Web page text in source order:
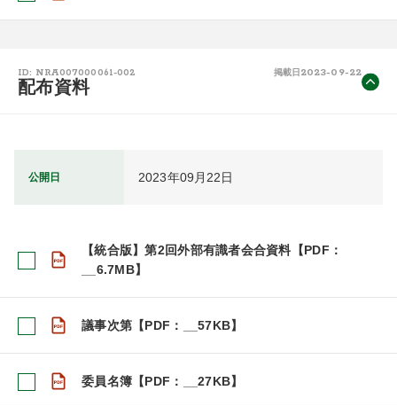
ID: NRA007000061-002 掲載日 2023-09-22
配布資料
公開日 2023年09月22日
【統合版】第2回外部有識者会合資料【PDF：
__6.7MB】
議事次第【PDF：__57KB】
委員名簿【PDF：__27KB】